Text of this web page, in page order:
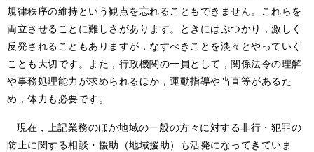
規律秩序の維持という観点を忘れることもできません。これらを
両立させることに難しさがあります。ときにはぶつかり，激しく
反発されることもありますが，なすべきことを淡々とやっていく
ことも大切です。また，行政機関の一員として，関係法令の理解
や事務処理能力が求められるほか，運動指導や当直等があるた
め，体力も必要です。
現在，上記業務のほか地域の一般の方々に対する非行・犯罪の
防止に関する相談・援助（地域援助）も活発になってきていま